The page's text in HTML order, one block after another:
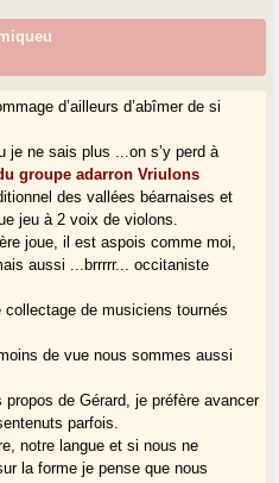
d’ailleurs d’abîmer de si
je ne sais plus ...on s’y perd à
groupe adarron Vriulons
des vallées béarnaises et
jeu à 2 voix de violons.
joue, il est aspois comme moi,
aussi ...brrrrr... occitaniste
de musiciens tournés
de vue nous sommes aussi
propos de Gérard, je préfère avancer
parfois.
notre langue et si nous ne
la forme je pense que nous